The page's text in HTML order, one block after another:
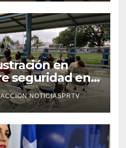
en
seguridad en
NOTICIASPRTV